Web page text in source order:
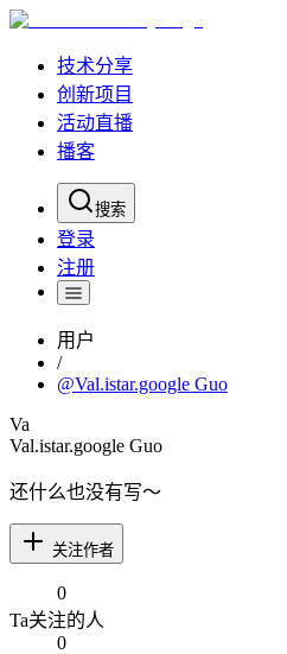
技术分享
创新项目
活动直播
播客
搜索
登录
注册
用户
/
@Val.istar.google Guo
Va
Val.istar.google Guo
还什么也没有写～
关注作者
0
Ta关注的人
0